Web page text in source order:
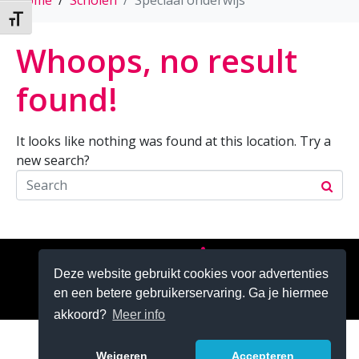
Deze website gebruikt cookies voor advertenties
en een betere gebruikerservaring. Ga je hiermee
akkoord? Meer info
Weigeren Accepteren
Kies grootte van het lettertype
Whoops, no result
found!
It looks like nothing was found at this location. Try a
new search?
Zoeken